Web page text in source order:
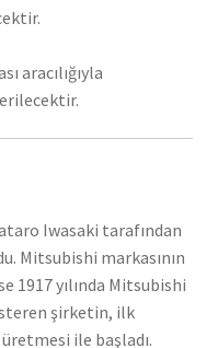
aracılığıyla
Iwasaki tarafından
Mitsubishi markasının
1917 yılında Mitsubishi
şirketin, ilk
ile başladı.